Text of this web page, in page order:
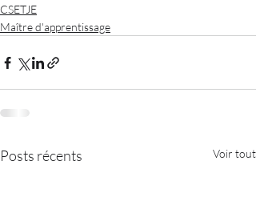
CSETJE
Maître d'apprentissage
Posts récents Voir tout